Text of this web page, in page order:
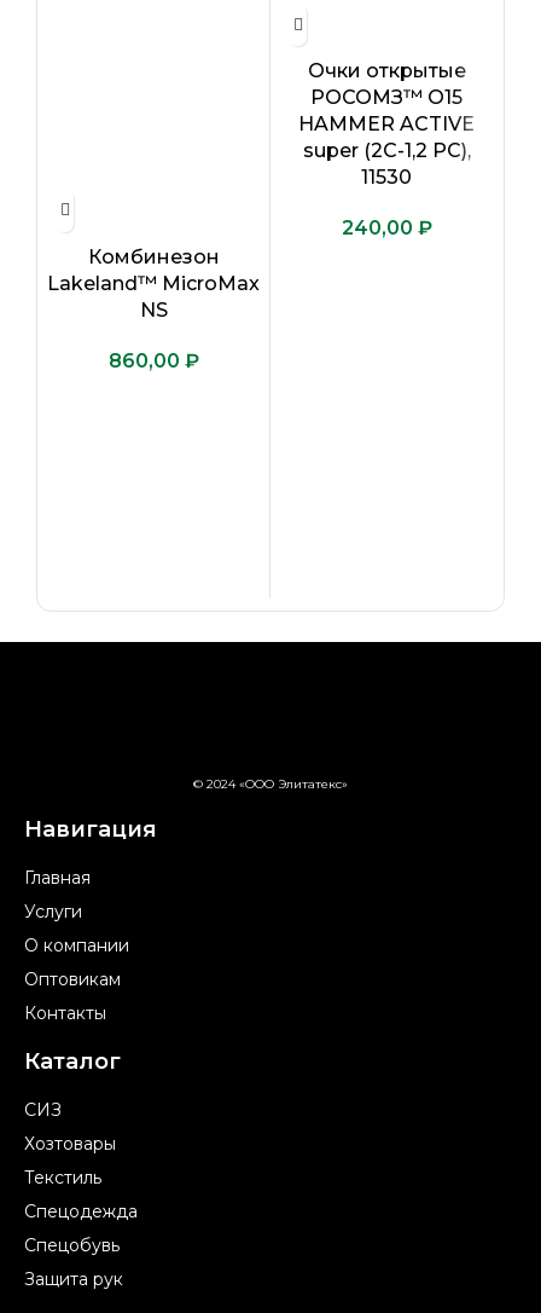
Комбинезон
Lakeland™ MicroMax
NS
₽
Очки открытые
РОСОМЗ™ О15
HAMMER ACTIVE
super (2С-1,2 PC),
11530
₽
© 2024 «ООО Элитатекс»
Навигация
Главная
Услуги
О компании
Оптовикам
Контакты
Каталог
СИЗ
Хозтовары
Текстиль
Спецодежда
Спецобувь
Защита рук